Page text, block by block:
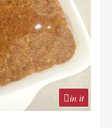
in it